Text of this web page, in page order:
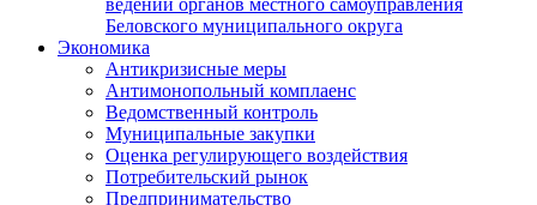
ведении органов местного самоуправления
Беловского муниципального округа
Экономика
Антикризисные меры
Антимонопольный комплаенс
Ведомственный контроль
Муниципальные закупки
Оценка регулирующего воздействия
Потребительский рынок
Предпринимательство